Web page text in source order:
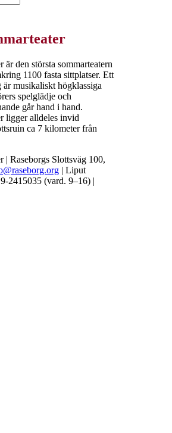
är den största sommarteatern
1100 fasta sittplatser. Ett
musikaliskt högklassiga
spelglädje och
går hand i hand.
ligger alldeles invid
ca 7 kilometer från
| Raseborgs Slottsväg 100,
| Liput
2415035 (vard. 9–16) |